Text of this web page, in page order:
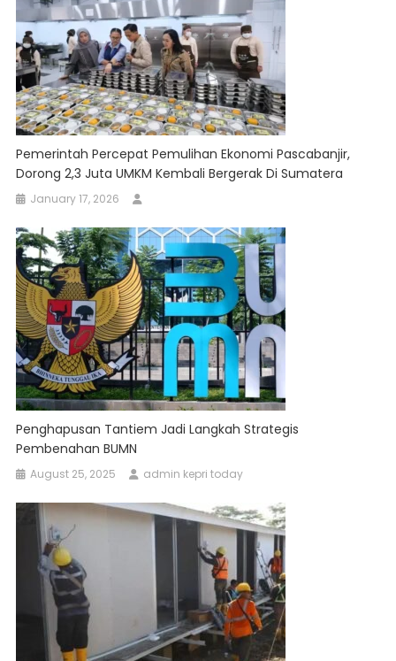
Pemerintah Percepat Pemulihan Ekonomi Pascabanjir,
Dorong 2,3 Juta UMKM Kembali Bergerak Di Sumatera
January 17, 2026
Penghapusan Tantiem Jadi Langkah Strategis
Pembenahan BUMN
August 25, 2025 admin kepri today